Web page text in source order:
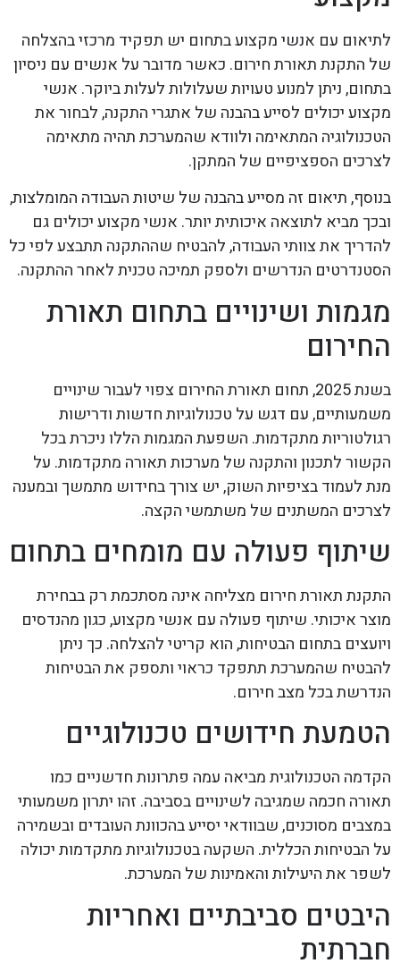
לתיאום עם אנשי מקצוע בתחום יש תפקיד מרכזי בהצלחה
של התקנת תאורת חירום. כאשר מדובר על אנשים עם ניסיון
בתחום, ניתן למנוע טעויות שעלולות לעלות ביוקר. אנשי
מקצוע יכולים לסייע בהבנה של אתגרי התקנה, לבחור את
הטכנולוגיה המתאימה ולוודא שהמערכת תהיה מתאימה
לצרכים הספציפיים של המתקן.
בנוסף, תיאום זה מסייע בהבנה של שיטות העבודה המומלצות,
ובכך מביא לתוצאה איכותית יותר. אנשי מקצוע יכולים גם
להדריך את צוותי העבודה, להבטיח שההתקנה תתבצע לפי כל
הסטנדרטים הנדרשים ולספק תמיכה טכנית לאחר ההתקנה.
מגמות ושינויים בתחום תאורת
החירום
בשנת 2025, תחום תאורת החירום צפוי לעבור שינויים
משמעותיים, עם דגש על טכנולוגיות חדשות ודרישות
רגולטוריות מתקדמות. השפעת המגמות הללו ניכרת בכל
הקשור לתכנון והתקנה של מערכות תאורה מתקדמות. על
מנת לעמוד בציפיות השוק, יש צורך בחידוש מתמשך ובמענה
לצרכים המשתנים של משתמשי הקצה.
שיתוף פעולה עם מומחים בתחום
התקנת תאורת חירום מצליחה אינה מסתכמת רק בבחירת
מוצר איכותי. שיתוף פעולה עם אנשי מקצוע, כגון מהנדסים
ויועצים בתחום הבטיחות, הוא קריטי להצלחה. כך ניתן
להבטיח שהמערכת תתפקד כראוי ותספק את הבטיחות
הנדרשת בכל מצב חירום.
הטמעת חידושים טכנולוגיים
הקדמה הטכנולוגית מביאה עמה פתרונות חדשניים כמו
תאורה חכמה שמגיבה לשינויים בסביבה. זהו יתרון משמעותי
במצבים מסוכנים, שבוודאי יסייע בהכוונת העובדים ובשמירה
על הבטיחות הכללית. השקעה בטכנולוגיות מתקדמות יכולה
לשפר את היעילות והאמינות של המערכת.
היבטים סביבתיים ואחריות
חברתית